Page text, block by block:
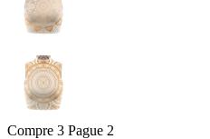
Compre 3 Pague 2